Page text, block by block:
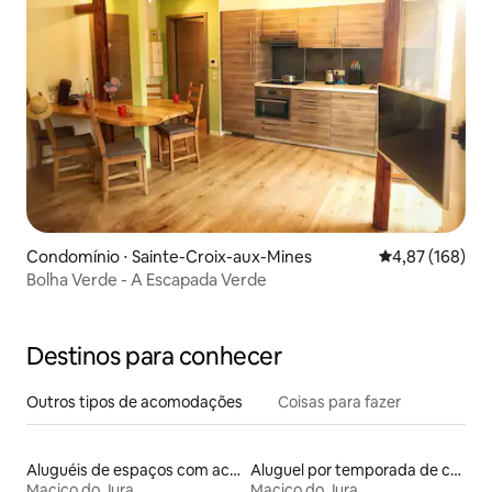
Condomínio ⋅ Sainte-Croix-aux-Mines 4,87 de uma
4,87 (168)
Bolha Verde - A Escapada Verde
Destinos para conhecer
Outros tipos de acomodações Coisas para fazer
Aluguéis de espaços com acesso direto a pistas de esqui
Aluguel por temporada de casas na terra